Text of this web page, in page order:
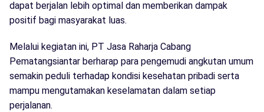
dapat berjalan lebih optimal dan memberikan dampak
positif bagi masyarakat luas.
Melalui kegiatan ini, PT Jasa Raharja Cabang
Pematangsiantar berharap para pengemudi angkutan umum
semakin peduli terhadap kondisi kesehatan pribadi serta
mampu mengutamakan keselamatan dalam setiap
perjalanan.